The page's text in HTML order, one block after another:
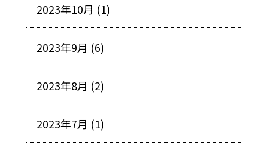
2023年10月 (1)
2023年9月 (6)
2023年8月 (2)
2023年7月 (1)